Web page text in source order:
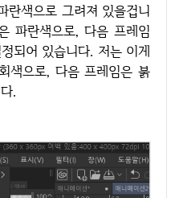
란색으로 그려져 있을겁니
파란색으로, 다음 프레임
되어 있습니다. 저는 이게
색으로, 다음 프레임은 붉
.